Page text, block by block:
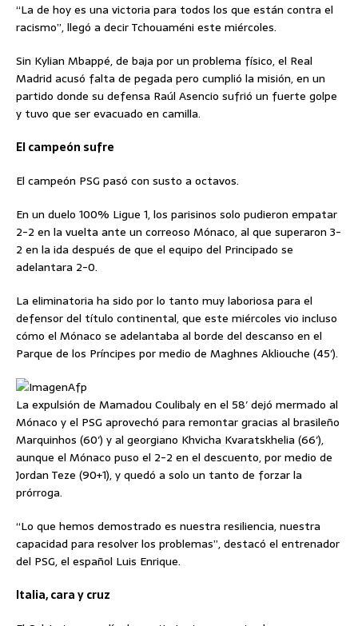
“La de hoy es una victoria para todos los que están contra el
racismo”, llegó a decir Tchouaméni este miércoles.
Sin Kylian Mbappé, de baja por un problema físico, el Real
Madrid acusó falta de pegada pero cumplió la misión, en un
partido donde su defensa Raúl Asencio sufrió un fuerte golpe
y tuvo que ser evacuado en camilla.
El campeón sufre
El campeón PSG pasó con susto a octavos.
En un duelo 100% Ligue 1, los parisinos solo pudieron empatar
2-2 en la vuelta ante un correoso Mónaco, al que superaron 3-
2 en la ida después de que el equipo del Principado se
adelantara 2-0.
La eliminatoria ha sido por lo tanto muy laboriosa para el
defensor del título continental, que este miércoles vio incluso
cómo el Mónaco se adelantaba al borde del descanso en el
Parque de los Príncipes por medio de Maghnes Akliouche (45′).
Afp
La expulsión de Mamadou Coulibaly en el 58′ dejó mermado al
Mónaco y el PSG aprovechó para remontar gracias al brasileño
Marquinhos (60′) y al georgiano Khvicha Kvaratskhelia (66′),
aunque el Mónaco puso el 2-2 en el descuento, por medio de
Jordan Teze (90+1), y quedó a solo un tanto de forzar la
prórroga.
“Lo que hemos demostrado es nuestra resiliencia, nuestra
capacidad para resolver los problemas”, destacó el entrenador
del PSG, el español Luis Enrique.
Italia, cara y cruz